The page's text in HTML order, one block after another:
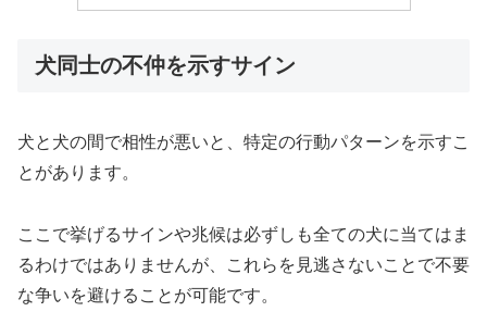
犬同士の不仲を示すサイン
犬と犬の間で相性が悪いと、特定の行動パターンを示すこ
とがあります。
ここで挙げるサインや兆候は必ずしも全ての犬に当てはま
るわけではありませんが、これらを見逃さないことで不要
な争いを避けることが可能です。